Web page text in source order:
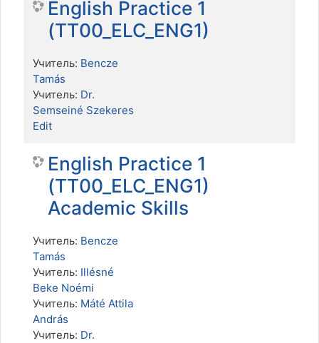
English Practice 1
(TT00_ELC_ENG1)
Учитель: Bencze
Tamás
Учитель: Dr.
Semseiné Szekeres
Edit
English Practice 1
(TT00_ELC_ENG1)
Academic Skills
Учитель: Bencze
Tamás
Учитель: Illésné
Beke Noémi
Учитель: Máté Attila
András
Учитель: Dr.